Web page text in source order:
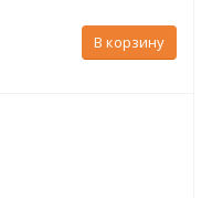
В корзину